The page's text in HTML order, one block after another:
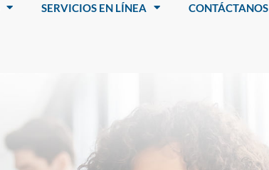
SERVICIOS EN LÍNEA CONTÁCTANOS